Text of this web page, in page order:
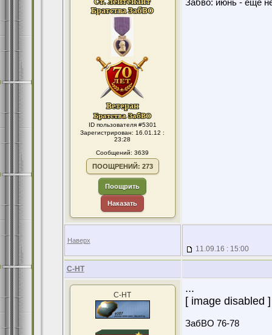
ID пользователя #5301
Зарегистрирован: 16.01.12 :
23:28
Сообщений: 3639
ПООЩРЕНИЙ: 273
Поощрить
Наказать
Забво: июнь - еще
Наверх
11.09.16 : 15:00
С-НТ
С-НТ
...
[ image disabled ]
ЗабВО 76-78